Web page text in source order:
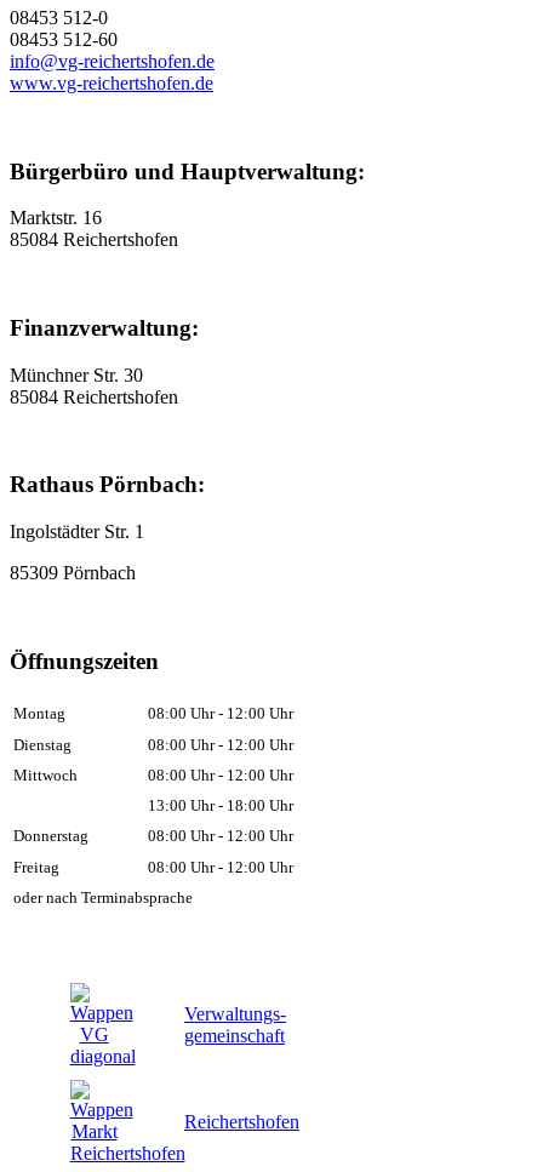
08453 512-0
08453 512-60
info@vg-reichertshofen.de
www.vg-reichertshofen.de
Bürgerbüro und Hauptverwaltung:
Marktstr. 16
85084 Reichertshofen
Finanzverwaltung:
Münchner Str. 30
85084 Reichertshofen
Rathaus Pörnbach:
Ingolstädter Str. 1
85309 Pörnbach
Öffnungszeiten
Montag
08:00 Uhr - 12:00 Uhr
Dienstag
08:00 Uhr - 12:00 Uhr
Mittwoch
08:00 Uhr - 12:00 Uhr
13:00 Uhr - 18:00 Uhr
Donnerstag
08:00 Uhr - 12:00 Uhr
Freitag
08:00 Uhr - 12:00 Uhr
oder nach Terminabsprache
Verwaltungs-
gemeinschaft
Reichertshofen